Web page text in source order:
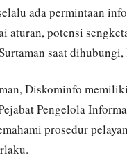
ada permintaan
aturan, potensi
saat
Diskominfo
Pengelola
prosedur